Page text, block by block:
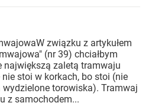
związku z artykułem
(nr 39) chciałbym
największą zaletą tramwaju
nie stoi w korkach, bo stoi (nie
wydzielone torowiska). Tramwaj
z samochodem...